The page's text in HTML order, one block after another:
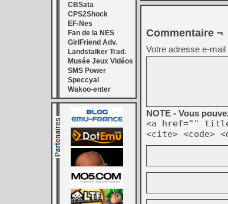
CBSata
CPS2Shock
EF-Nes
Fan de la NES
GirlFriend Adv.
Landstalker Trad.
Musée Jeux Vidéos
SMS Power
Speccyal
Wakoo-enter
Commentaire ¬
Votre adresse e-
NOTE - Vous
<a href=""
<cite> <code>